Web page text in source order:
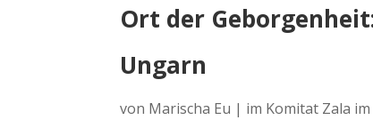
Ort der
Ungarn
von Marischa Eu | im Komitat Zala